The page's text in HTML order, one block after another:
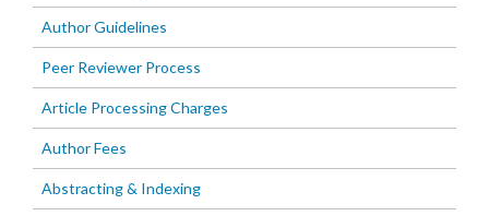
Author Guidelines
Peer Reviewer Process
Article Processing Charges
Author Fees
Abstracting & Indexing